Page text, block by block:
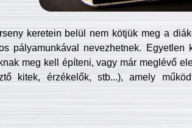
keretein belül nem kötjük meg a
pályamunkával nevezhetnek.
meg kell építeni, vagy már meglévő
kitek, érzékelők, stb...), amely